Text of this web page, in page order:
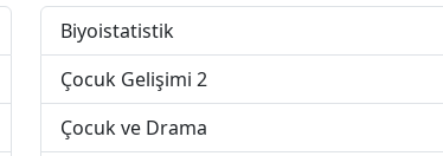
Biyoistatistik
Çocuk Gelişimi 2
Çocuk ve Drama